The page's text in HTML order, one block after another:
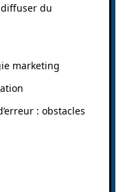
du
marketing
: obstacles